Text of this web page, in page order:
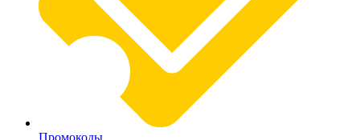
Промокоды